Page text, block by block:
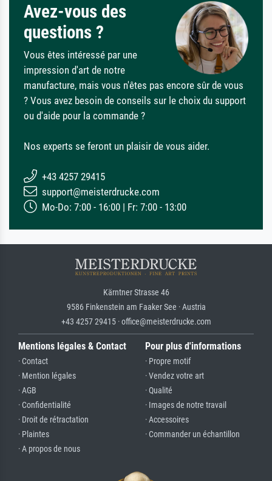
Avez-vous des
questions ?
Vous êtes intéressé par une
impression d'art de notre
manufacture, mais vous n'êtes pas encore sûr de vous
? Vous avez besoin de conseils sur le choix du support
ou d'aide pour la commande ?
Nos experts se feront un plaisir de vous aider.
+43 4257 29415
support@meisterdrucke.com
Mo-Do: 7:00 - 16:00 | Fr: 7:00 - 13:00
Kärntner Strasse 46
9586 Finkenstein am Faaker See · Austria
+43 4257 29415 · office@meisterdrucke.com
Mentions légales & Contact
· Contact
· Mention légales
· AGB
· Confidentialité
· Droit de rétractation
· Plaintes
· A propos de nous
Pour plus d'informations
· Propre motif
· Vendez votre art
· Qualité
· Images de notre travail
· Accessoires
· Commander un échantillon